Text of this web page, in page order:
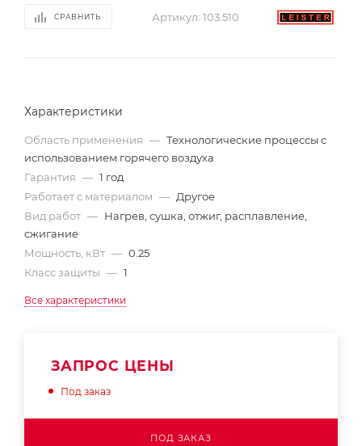
СРАВНИТЬ Артикул: 103.510
Характеристики
Область применения — Технологические процессы с
использованием горячего воздуха
Гарантия — 1 год
Работает с материалом — Другое
Вид работ — Нагрев, сушка, отжиг, расплавление,
сжигание
Мощность, кВт — 0.25
Класс защиты — 1
Все характеристики
ЗАПРОС ЦЕНЫ
Под заказ
ПОД ЗАКАЗ